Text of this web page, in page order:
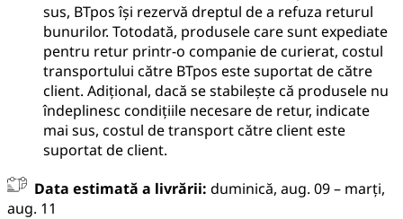
sus, BTpos își rezervă dreptul de a refuza returul
bunurilor. Totodată, produsele care sunt expediate
pentru retur printr-o companie de curierat, costul
transportului către BTpos este suportat de către
client. Adițional, dacă se stabilește că produsele nu
îndeplinesc condițiile necesare de retur, indicate
mai sus, costul de transport către client este
suportat de client.
Data estimată a livrării: duminică, aug. 09 – marți,
aug. 11